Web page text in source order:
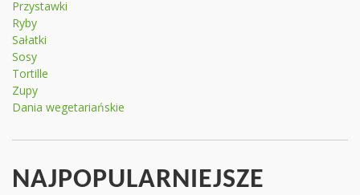
Przystawki
Ryby
Sałatki
Sosy
Tortille
Zupy
Dania wegetariańskie
NAJPOPULARNIEJSZE